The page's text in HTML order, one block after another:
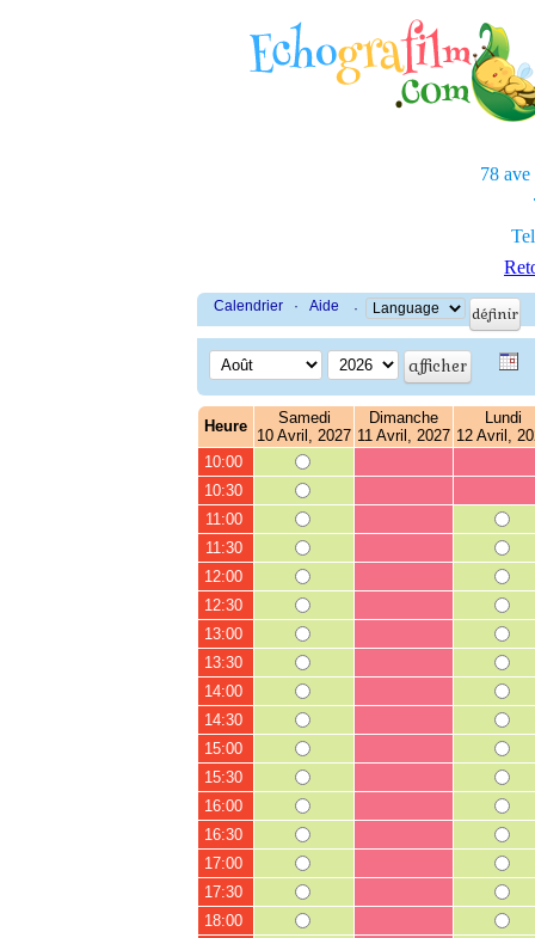
78 ave
Calendrier · Aide ·
Heure
Samedi
10 Avril, 2027
Dimanche
11 Avril, 2027
Lundi
12 Avril,
10:00
10:30
11:00
11:30
12:00
12:30
13:00
13:30
14:00
14:30
15:00
15:30
16:00
16:30
17:00
17:30
18:00